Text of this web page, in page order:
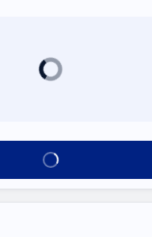
Book appointment